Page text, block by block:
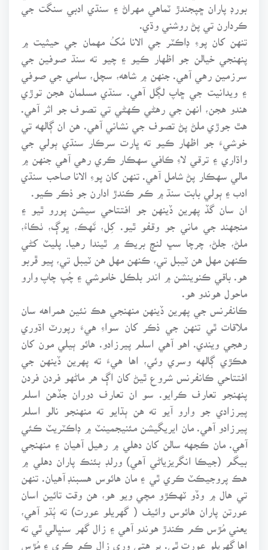
بورڊ پاران ڇپجندڙ ٽماهي مهراڻ ۽ سنڌي ادبي سنگت جي
ڪردارن تي پڻ روشني وڌي.
تنهن کان پوءِ ڊاڪٽر جي الانا مُکُ مهمان جي حيثيت ۾
پنهنجي خيالن جو اظهار ڪيو ۽ چيو ته سنڌ صوفين جي
سرزمين رهي آهي. جنهن ۾ شاهه، سچل، سامي جي صوفي
۽ ويدانيت جي ڇاپ لڳل آهي. سنڌي مسلمان هجن توڙي
هندو هجن، انهن جي رهڻي ڪهڻي تي تصوف جو اثر آهي.
هٿ جوڙي ملڻ پڻ تصوف جي نشاني آهي. هن ان ڳالهه تي
خوشيءَ جو اظهار ڪيو ته ڀارت سرڪار سنڌي ٻولي جي
واڌاري ۽ ترقي لاءِ ڪافي سهڪار ڪري رهي آهي جنهن ۾
مالي سهڪار پڻ شامل آهي. تنهن کان پوءِ الانا صاحب سنڌي
ادب ۽ ٻولي بابت سنڌ ۾ ڪم ڪندڙ ادارن جو ذڪر ڪيو.
ان سان گڏ پهرين ڏينهن جو افتتاحي سيشن پورو ٿيو ۽
منجهند جي ماني جو وقفو ٿيو. کِل، ٽَهڪ، ڀوڳ، ٺڪاءُ،
ملڻ، جلڻ، چرچا سڀ لنچ بريڪ ۾ ٿيندا رهيا. پليٽ کڻي
ڪنهن مهل هن ٽيبل تي، ڪنهن مهل هن ٽيبل تي، پيو ڦربو
هو. باقي ڪنوينشن ۾ اندر بلڪل خاموشي ۽ چُپ چاپ وارو
ماحول هوندو هو.
ڪانفرنس جي پهرين ڏينهن منهنجي هڪ نئين همراهه سان
ملاقات ٿي تنهن جي ذڪر کان سواءِ هيءَ رپورٽ اڌوري
رهجي ويندي. اهو آهي اسلم پيرزادو. هائو ٻيلي مون کان
هڪڙي ڳالهه وسري وئي، اها هيءَ ته پهرين ڏينهن جي
افتتاحي ڪانفرنس شروع ٿيڻ کان اڳ هر ماڻهو فردن فردن
پنهنجو تعارف ڪرايو. سو ان تعارف دوران جڏهن اسلم
پيرزادي جو وارو آيو ته هن ٻڌايو ته منهنجو نالو اسلم
پيرزادو آهي. مان ايريگيشن مئنيجمينٽ ۾ ڊاڪٽريٽ ڪئي
آهي. مان ڪجهه سالن کان دهلي ۾ رهيل آهيان ۽ منهنجي
بيگم (جيڪا انگريزياڻي آهي) ورلڊ بئنڪ پاران دهلي ۾
هڪ پروجيڪٽ ڪري ٿي ۽ مان هائوس هسبنڊ آهيان. تنهن
تي هال ۾ وڏو ٽهڪڙو مچي ويو هو، هن وقت تائين اسان
عورتن پاران هائوس وائيف ( گهريلو عورت) ته ٻُڌو آهي،
يعني مُڙس ڪم ڪندڙ هوندو آهي ۽ زال گهر سنڀالي ٿي ته
اها گهريلو عورت ٿي. پر هتي وري زال ڪم ڪري ۽ مُڙس